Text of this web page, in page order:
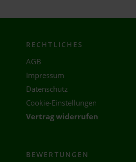
RECHTLICHES
AGB
Impressum
Datenschutz
Cookie-Einstellungen
Vertrag widerrufen
BEWERTUNGEN